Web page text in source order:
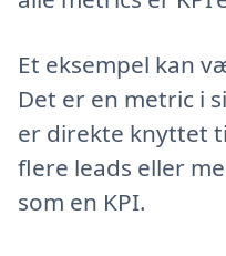
Et eksempel kan
Det er en metric i
er direkte knyttet
flere leads eller
som en KPI.